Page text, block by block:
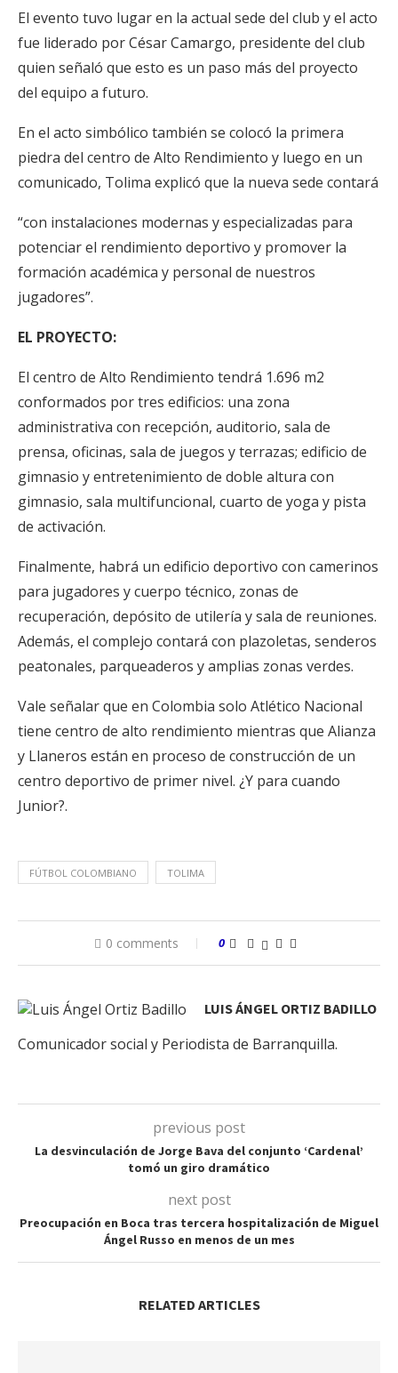
El evento tuvo lugar en la actual sede del club y el acto
fue liderado por César Camargo, presidente del club
quien señaló que esto es un paso más del proyecto
del equipo a futuro.
En el acto simbólico también se colocó la primera
piedra del centro de Alto Rendimiento y luego en un
comunicado, Tolima explicó que la nueva sede contará
“con instalaciones modernas y especializadas para
potenciar el rendimiento deportivo y promover la
formación académica y personal de nuestros
jugadores”.
EL PROYECTO:
El centro de Alto Rendimiento tendrá 1.696 m2
conformados por tres edificios: una zona
administrativa con recepción, auditorio, sala de
prensa, oficinas, sala de juegos y terrazas; edificio de
gimnasio y entretenimiento de doble altura con
gimnasio, sala multifuncional, cuarto de yoga y pista
de activación.
Finalmente, habrá un edificio deportivo con camerinos
para jugadores y cuerpo técnico, zonas de
recuperación, depósito de utilería y sala de reuniones.
Además, el complejo contará con plazoletas, senderos
peatonales, parqueaderos y amplias zonas verdes.
Vale señalar que en Colombia solo Atlético Nacional
tiene centro de alto rendimiento mientras que Alianza
y Llaneros están en proceso de construcción de un
centro deportivo de primer nivel. ¿Y para cuando
Junior?.
FÚTBOL COLOMBIANO TOLIMA
0 comments 0
LUIS ÁNGEL ORTIZ BADILLO
Comunicador social y Periodista de Barranquilla.
previous post
La desvinculación de Jorge Bava del conjunto ‘Cardenal’
tomó un giro dramático
next post
Preocupación en Boca tras tercera hospitalización de Miguel
Ángel Russo en menos de un mes
RELATED ARTICLES